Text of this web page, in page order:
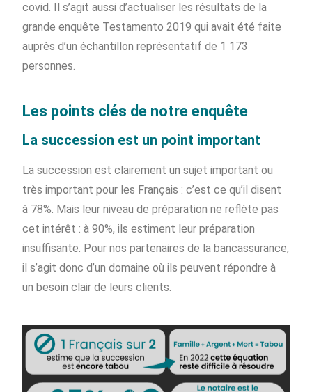
covid. Il s’agit aussi d’actualiser les résultats de la
grande enquête Testamento 2019 qui avait été faite
auprès d’un échantillon représentatif de 1 173
personnes.
Les points clés de notre enquête
La succession est un point important
La succession est clairement un sujet important ou
très important pour les Français : c’est ce qu’il disent
à 78%. Mais leur niveau de préparation ne reflète pas
cet intérêt : à 90%, ils estiment leur préparation
insuffisante. Pour nos partenaires de la bancassurance,
il s’agit donc d’un domaine où ils peuvent répondre à
un besoin clair de leurs clients.